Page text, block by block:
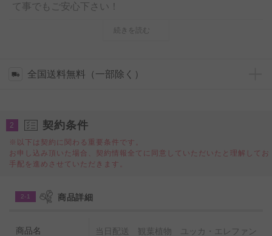
て事でもご安心下さい！
当日配送の観葉植物商品には、立札またはメッセージカ
談による設置、梱包材の回収を配送スタッフがお手伝い
させていただく手持ち配送（配達）商品となり、贈り先
の法人様、企業様の手間を最小限にするといった心遣い
開店祝い、開業祝い、移転祝いの定番観葉植物として人
続きを読む
全国送料無料（一部除く）
2 契約条件
※以下は契約に関わる重要条件です。
お申し込み頂いた場合、契約情報全てに同意していただいたと理解してお
手配を進めさせていただきます。
2-1 商品詳細
商品名 当日配送 観葉植物 ユッカ・エレファン